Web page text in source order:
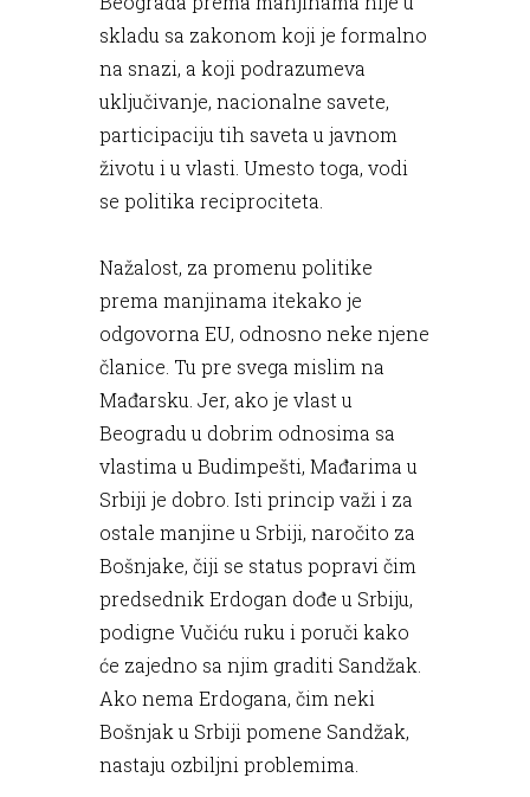
skladu sa zakonom koji je formalno
na snazi, a koji podrazumeva
uključivanje, nacionalne savete,
participaciju tih saveta u javnom
životu i u vlasti. Umesto toga, vodi
se politika reciprociteta.
Nažalost, za promenu politike
prema manjinama itekako je
odgovorna EU, odnosno neke njene
članice. Tu pre svega mislim na
Mađarsku. Jer, ako je vlast u
Beogradu u dobrim odnosima sa
vlastima u Budimpešti, Mađarima u
Srbiji je dobro. Isti princip važi i za
ostale manjine u Srbiji, naročito za
Bošnjake, čiji se status popravi čim
predsednik Erdogan dođe u Srbiju,
podigne Vučiću ruku i poruči kako
će zajedno sa njim graditi Sandžak.
Ako nema Erdogana, čim neki
Bošnjak u Srbiji pomene Sandžak,
nastaju ozbiljni problemima.